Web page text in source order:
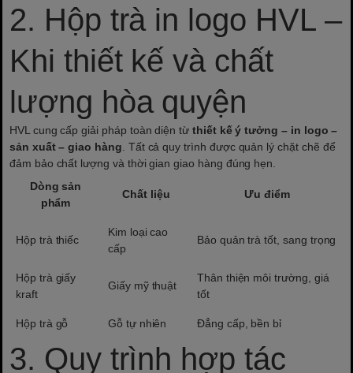
2. Hộp trà in logo HVL –
Khi thiết kế và chất
lượng hòa quyện
HVL cung cấp giải pháp toàn diện từ thiết kế ý tưởng – in logo –
sản xuất – giao hàng. Tất cả quy trình được quản lý chặt chẽ để
đảm bảo chất lượng và thời gian giao hàng đúng hẹn.
Dòng sản
phẩm
Chất liệu Ưu điểm
Hộp trà thiếc
Kim loại cao
cấp
Bảo quản trà tốt, sang trọng
Hộp trà giấy
kraft
Giấy mỹ thuật
Thân thiện môi trường, giá
tốt
Hộp trà gỗ Gỗ tự nhiên Đẳng cấp, bền bỉ
3. Quy trình hợp tác